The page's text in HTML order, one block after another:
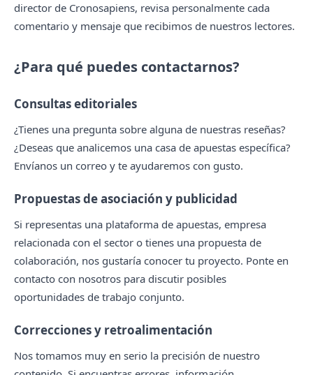
director de Cronosapiens, revisa personalmente cada
comentario y mensaje que recibimos de nuestros lectores.
¿Para qué puedes contactarnos?
Consultas editoriales
¿Tienes una pregunta sobre alguna de nuestras reseñas?
¿Deseas que analicemos una casa de apuestas específica?
Envíanos un correo y te ayudaremos con gusto.
Propuestas de asociación y publicidad
Si representas una plataforma de apuestas, empresa
relacionada con el sector o tienes una propuesta de
colaboración, nos gustaría conocer tu proyecto. Ponte en
contacto con nosotros para discutir posibles
oportunidades de trabajo conjunto.
Correcciones y retroalimentación
Nos tomamos muy en serio la precisión de nuestro